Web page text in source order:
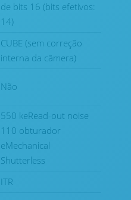
de bits 16 (bits efetivos:
14)
CUBE (sem correção
interna da câmera)
Não
550 keRead-out noise
110 obturador
eMechanical
Shutterless
ITR